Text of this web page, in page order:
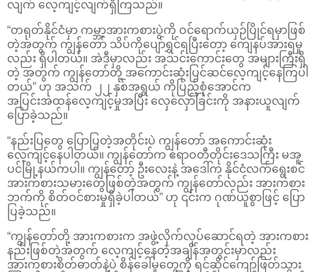
လျက် လေ့ကျင့်လျက်ရှိကြသည်။
“တရုတ်နိုင်ငံမှာ ကမ္ဘာ့အားကစားပွဲကို ဝင်ရောက်ယှဉ်ပြိုင်ရမှာဖြစ်
တဲ့အတွက် ကျွန်တော် သိပ်ကိုပျော်ရွှင်ရပြီးတော့ ကျေနပ်အားရမှု
လည်း ရှိပါတယ်။ အဲဒီမှာလည်း အသင်းကောင်းတွေ အများကြီးရှိ
တဲ့ အတွက် ကျွန်တော်တို့ အကောင်းဆုံးပြင်ဆင်လေ့ကျင့်နေကြပါ
တယ်” ဟု အသက် ၂၂ နှစ်အရွယ် ကိုပြည့်စုံအောင်က
အပြင်းအထန်လေ့ကျင့်မှုအပြီး လှေလှော်ခြင်းကို အနားယူလျက်
ပြောခဲ့သည်။
“နည်းပြတွေ ပြောပြတဲ့အတိုင်းပဲ ကျွန်တော် အကောင်းဆုံး
လေ့ကျင့်နေပါတယ်။ ကျွန်တော်က ဧရာဝတီတိုင်းဒေသကြီး မအူ
ပင်မြို့နယ်ကပါ။ ကျွန်တော့် ဦးလေးနဲ့ အဒေါ်က နိုင်ငံလက်ရွေးစင်
အားကစားသမားတွေဖြစ်တဲ့အတွက် ကျွန်တော်လည်း အားကစား
ဘက်ကို စိတ်ဝင်စားမှုရှိခဲ့ပါတယ်” ဟု ၎င်းက ဂုဏ်ယူစွာဖြင့် ပြော
ပြခဲ့သည်။
“ကျွန်တော်တို့ အားကစားက အဖွဲ့လိုက်လုပ်ဆောင်ရတဲ့ အားကစား
နည်းဖြစ်တဲ့အတွက် လေ့ကျင့်နေတဲ့အချိန်အတွင်းမှာလည်း
အားကစားစိတ်ဓာတ်နဲ့ပဲ စိန်ခေါ်မှုတွေကို ရင်ဆိုင်ကျော်ဖြတ်သွား